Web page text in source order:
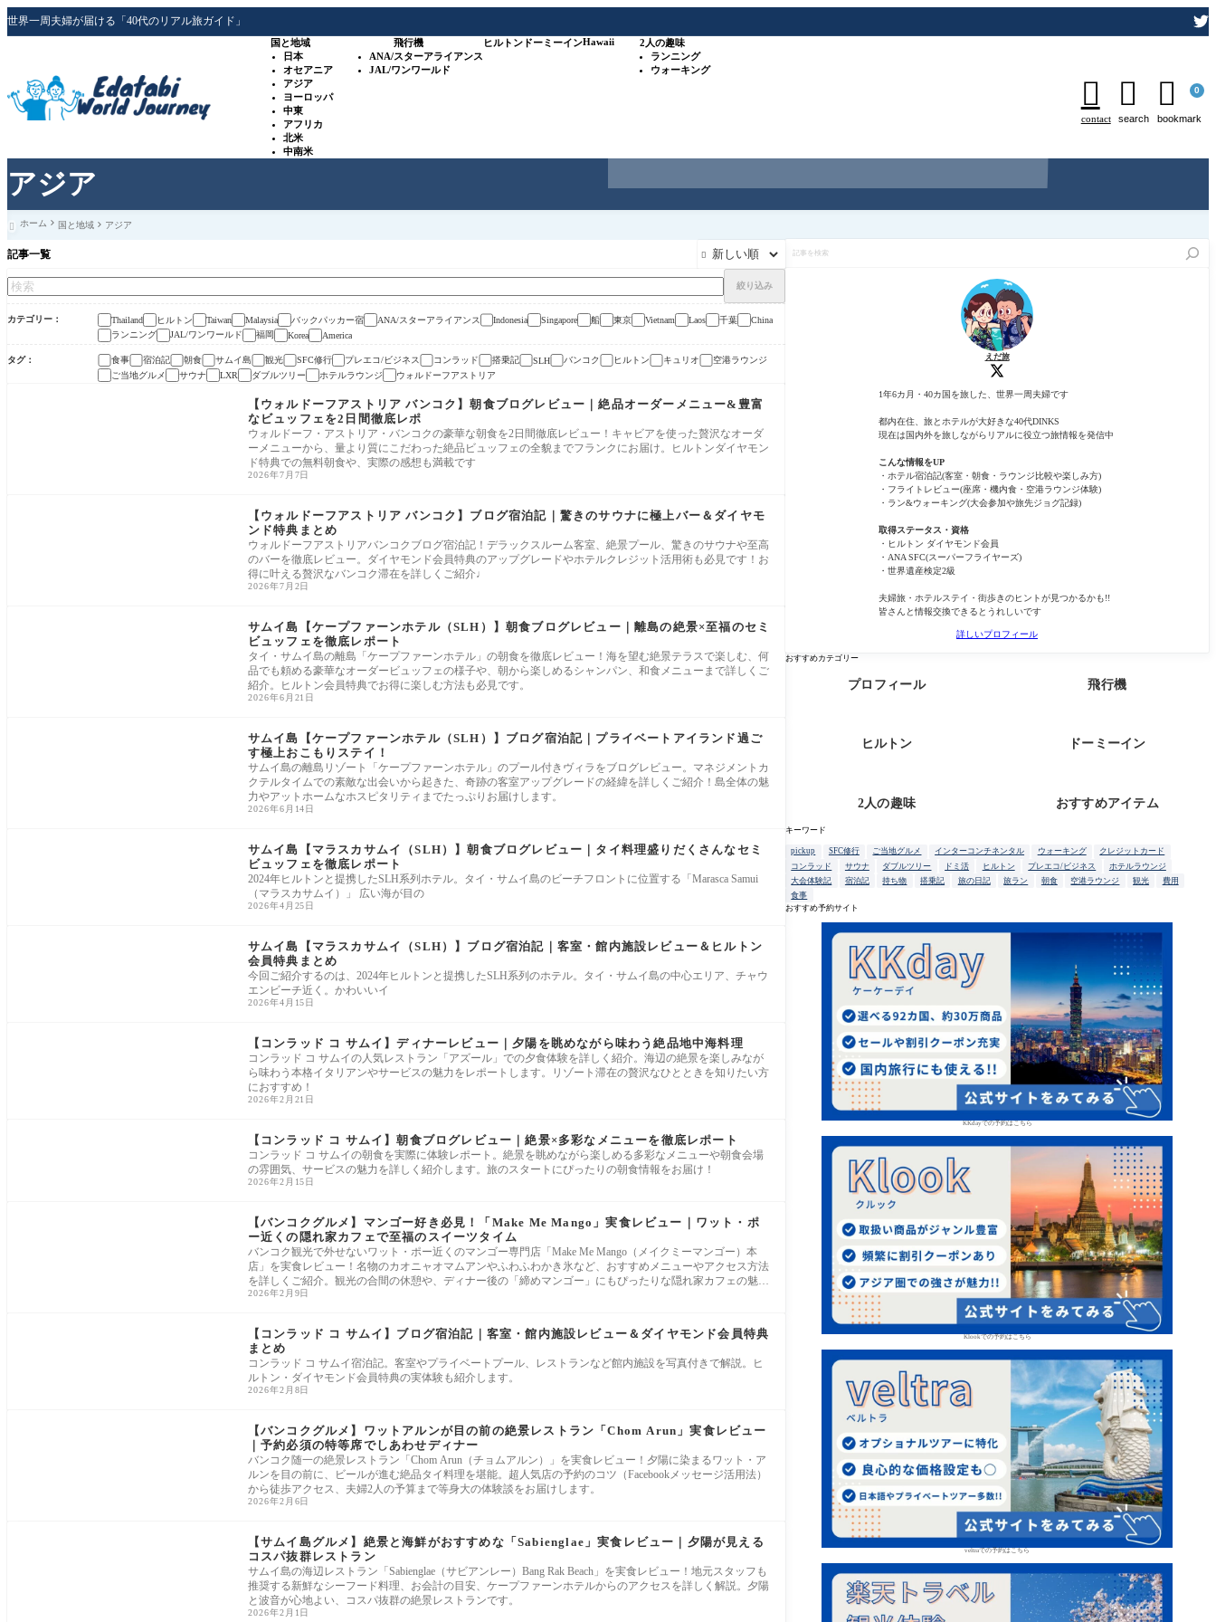
アジア
世界一周夫婦が届ける「40代のリアル旅ガイド」
国と地域
日本
オセアニア
アジア
ヨーロッパ
中東
アフリカ
北米
中南米
飛行機
ANA/スターアライアンス
JAL/ワンワールド
ヒルトン ドーミーインHawaii
2人の趣味
ランニング
ウォーキング

contact

search
 0
bookmark
 ホーム 国と地域 アジア
記事一覧 
絞り込み
カテゴリー Thailand ヒルトン Taiwan Malaysia バックパッカー宿 ANA/スターアライアンス Indonesia Singapore 船 東京 Vietnam Laos 千葉
China
ランニング
JAL/ワンワールド 福岡 Korea America
タグ 食事 宿泊記 朝食 サムイ島 観光 SFC修行 プレエコ/ビジネス コンラッド 搭乗記 SLH バンコク ヒルトン キュリオ
空港ラウンジ
ご当地グルメ
サウナ LXR ダブルツリー ホテルラウンジ ウォルドーフアストリア
【ウォルドーフアストリア バンコク】朝食ブログレビュー｜絶品オーダーメニュー&豊富
なビュッフェを2日間徹底レポ
ウォルドーフ・アストリア・バンコクの豪華な朝食を2日間徹底レビュー！キャビアを使った贅沢なオーダ
ーメニューから、量より質にこだわった絶品ビュッフェの全貌までフランクにお届け。ヒルトンダイヤモン
ド特典での無料朝食や、実際の感想も満載です
2026年7月7日
【ウォルドーフアストリア バンコク】ブログ宿泊記｜驚きのサウナに極上バー＆ダイヤモ
ンド特典まとめ
ウォルドーフアストリアバンコクブログ宿泊記！デラックスルーム客室、絶景プール、驚きのサウナや至高
のバーを徹底レビュー。ダイヤモンド会員特典のアップグレードやホテルクレジット活用術も必見です！お
得に叶える贅沢なバンコク滞在を詳しくご紹介♩
2026年7月2日
サムイ島【ケープファーンホテル（SLH）】朝食ブログレビュー｜離島の絶景×至福のセミ
ビュッフェを徹底レポート
タイ・サムイ島の離島「ケープファーンホテル」の朝食を徹底レビュー！海を望む絶景テラスで楽しむ、何
品でも頼める豪華なオーダービュッフェの様子や、朝から楽しめるシャンパン、和食メニューまで詳しくご
紹介。ヒルトン会員特典でお得に楽しむ方法も必見です。
2026年6月21日
サムイ島【ケープファーンホテル（SLH）】ブログ宿泊記｜プライベートアイランド過ご
す極上おこもりステイ！
サムイ島の離島リゾート「ケープファーンホテル」のプール付きヴィラをブログレビュー。マネジメントカ
クテルタイムでの素敵な出会いから起きた、奇跡の客室アップグレードの経緯を詳しくご紹介！島全体の魅
力やアットホームなホスピタリティまでたっぷりお届けします。
2026年6月14日
サムイ島【マラスカサムイ（SLH）】朝食ブログレビュー｜タイ料理盛りだくさんなセミ
ビュッフェを徹底レポート
2024年ヒルトンと提携したSLH系列ホテル。タイ・サムイ島のビーチフロントに位置する「Marasca Samui
（マラスカサムイ）」 広い海が目の
2026年4月25日
サムイ島【マラスカサムイ（SLH）】ブログ宿泊記｜客室・館内施設レビュー＆ヒルトン
会員特典まとめ
今回ご紹介するのは、2024年ヒルトンと提携したSLH系列のホテル。タイ・サムイ島の中心エリア、チャウ
エンビーチ近く。かわいいイ
2026年4月15日
【コンラッド コ サムイ】ディナーレビュー｜夕陽を眺めながら味わう絶品地中海料理
コンラッド コ サムイの人気レストラン「アズール」での夕食体験を詳しく紹介。海辺の絶景を楽しみなが
ら味わう本格イタリアンやサービスの魅力をレポートします。リゾート滞在の贅沢なひとときを知りたい方
におすすめ！
2026年2月21日
【コンラッド コ サムイ】朝食ブログレビュー｜絶景×多彩なメニューを徹底レポート
コンラッド コ サムイの朝食を実際に体験レポート。絶景を眺めながら楽しめる多彩なメニューや朝食会場
の雰囲気、サービスの魅力を詳しく紹介します。旅のスタートにぴったりの朝食情報をお届け！
2026年2月15日
【バンコクグルメ】マンゴー好き必見！「Make Me Mango」実食レビュー｜ワット・ポ
ー近くの隠れ家カフェで至福のスイーツタイム
バンコク観光で外せないワット・ポー近くのマンゴー専門店「Make Me Mango（メイクミーマンゴー）本
店」を実食レビュー！名物のカオニャオマムアンやふわふわかき氷など、おすすめメニューやアクセス方法
を詳しくご紹介。観光の合間の休憩や、ディナー後の「締めマンゴー」にもぴったりな隠れ家カフェの魅力
を等身大でお届けします。
2026年2月9日
【コンラッド コ サムイ】ブログ宿泊記｜客室・館内施設レビュー＆ダイヤモンド会員特典
まとめ
コンラッド コ サムイ宿泊記。客室やプライベートプール、レストランなど館内施設を写真付きで解説。ヒ
ルトン・ダイヤモンド会員特典の実体験も紹介します。
2026年2月8日
【バンコクグルメ】ワットアルンが目の前の絶景レストラン「Chom Arun」実食レビュー
｜予約必須の特等席でしあわせディナー
バンコク随一の絶景レストラン「Chom Arun（チョムアルン）」を実食レビュー！夕陽に染まるワット・ア
ルンを目の前に、ビールが進む絶品タイ料理を堪能。超人気店の予約のコツ（Facebookメッセージ活用法）
から徒歩アクセス、夫婦2人の予算まで等身大の体験談をお届けします。
2026年2月6日
【サムイ島グルメ】絶景と海鮮がおすすめな「Sabienglae」実食レビュー｜夕陽が見える
コスパ抜群レストラン
サムイ島の海辺レストラン「Sabienglae（サビアンレー）Bang Rak Beach」を実食レビュー！地元スタッフも
推奨する新鮮なシーフード料理、お会計の目安、ケープファーンホテルからのアクセスを詳しく解説。夕陽
と波音が心地よい、コスパ抜群の絶景レストランです。
2026年2月1日
を
えだ旅
1年6カ月・40カ国を旅した、世界一周夫婦です
都内在住、旅とホテルが大好きな40代DINKS
現在は国内外を旅しながらリアルに役立つ旅情報を発信中
こんな情報をUP
・ホテル宿泊記(客室・朝食・ラウンジ比較や楽しみ方)
・フライトレビュー(座席・機内食・空港ラウンジ体験)
・ラン&ウォーキング(大会参加や旅先ジョグ記録)
取得ステータス・資格
・ヒルトン ダイヤモンド会員
・ANA SFC(スーパーフライヤーズ)
・世界遺産検定2級
夫婦旅・ホテルステイ・街歩きのヒントが見つかるかも!!
皆さんと情報交換できるとうれしいです
詳しいプロフィール
おすすめカテゴリー
プロフィール 飛行機
ヒルトン ドーミーイン
2人の趣味 おすすめアイテム
キーワード
pickup SFC修行 ご当地グルメ インターコンチネンタル ウォーキング
クレジットカード
コンラッド
サウナ ダブルツリー ドミ活 ヒルトン プレエコ/ビジネス
ホテルラウンジ
大会体験記
宿泊記 持ち物 搭乗記 旅の日記 旅ラン 朝食 空港ラウンジ 観光
費用
食事
おすすめ予約サイト
KKdayでの予約はこちら
Klookでの予約はこちら
veltraでの予約はこちら